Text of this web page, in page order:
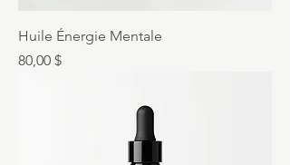
Huile Énergie Mentale
Prix
80,00 $